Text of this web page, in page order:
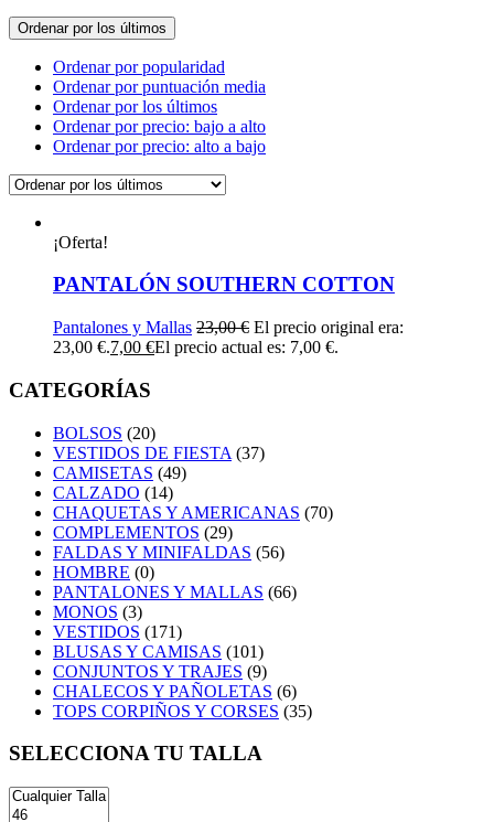
Ordenar por los últimos
Ordenar por popularidad
Ordenar por puntuación media
Ordenar por los últimos
Ordenar por precio: bajo a alto
Ordenar por precio: alto a bajo
¡Oferta!
PANTALÓN SOUTHERN COTTON
Pantalones y Mallas 23,00€ El precio original era:
23,00 €.7,00 €El precio actual es: 7,00 €.
CATEGORÍAS
BOLSOS (20)
VESTIDOS DE FIESTA (37)
CAMISETAS (49)
CALZADO (14)
CHAQUETAS Y AMERICANAS (70)
COMPLEMENTOS (29)
FALDAS Y MINIFALDAS (56)
HOMBRE (0)
PANTALONES Y MALLAS (66)
MONOS (3)
VESTIDOS (171)
BLUSAS Y CAMISAS (101)
CONJUNTOS Y TRAJES (9)
CHALECOS Y PAÑOLETAS (6)
TOPS CORPIÑOS Y CORSES (35)
SELECCIONA TU TALLA